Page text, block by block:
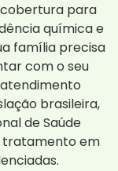
para
química e
família precisa
com o seu
brasileira,
de Saúde
tratamento em